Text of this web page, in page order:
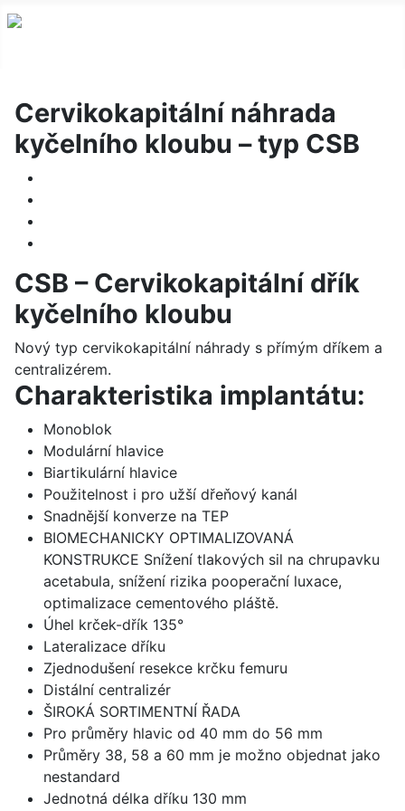
Cervikokapitální náhrada
kyčelního kloubu – typ CSB
CSB – Cervikokapitální dřík
kyčelního kloubu
Nový typ cervikokapitální náhrady s přímým dříkem a
centralizérem.
Charakteristika implantátu:
Monoblok
Modulární hlavice
Biartikulární hlavice
Použitelnost i pro užší dřeňový kanál
Snadnější konverze na TEP
BIOMECHANICKY OPTIMALIZOVANÁ
KONSTRUKCE Snížení tlakových sil na chrupavku
acetabula, snížení rizika pooperační luxace,
optimalizace cementového pláště.
Úhel krček-dřík 135°
Lateralizace dříku
Zjednodušení resekce krčku femuru
Distální centralizér
ŠIROKÁ SORTIMENTNÍ ŘADA
Pro průměry hlavic od 40 mm do 56 mm
Průměry 38, 58 a 60 mm je možno objednat jako
nestandard
Jednotná délka dříku 130 mm